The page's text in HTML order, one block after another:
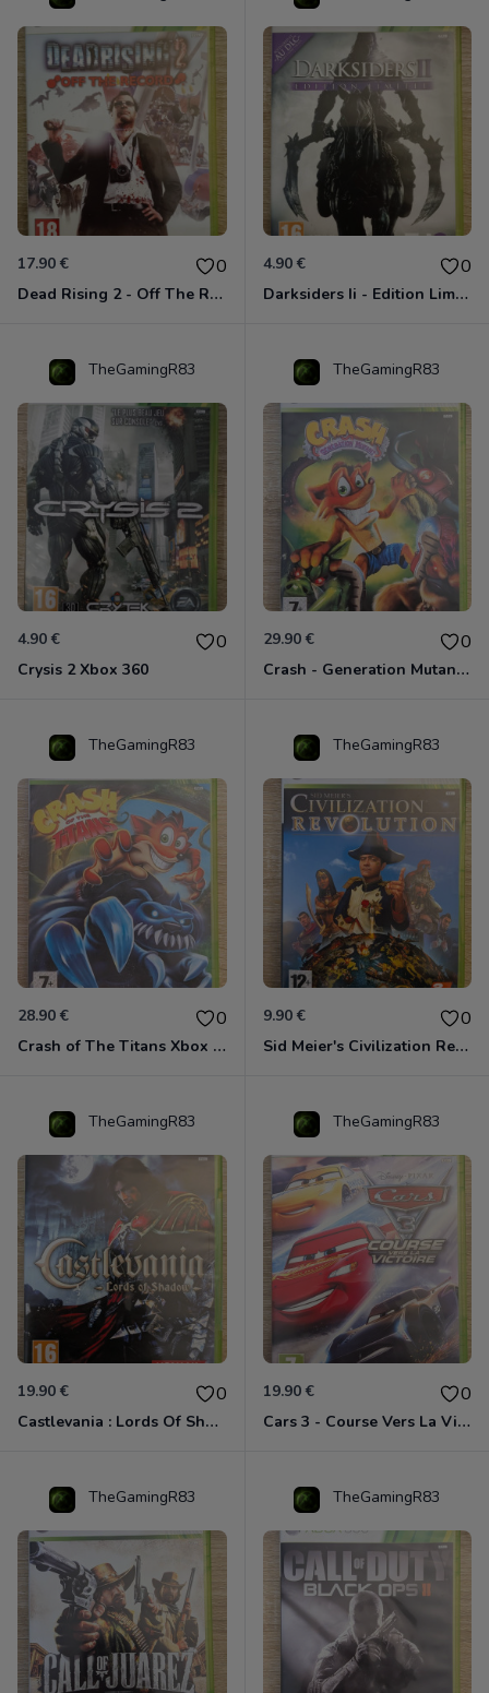
17.90 € 0
Dead Rising 2 - Off The Record Xbox 360
4.90 € 0
Darksiders Ii - Edition Limitée Xbox 360
TheGamingR83
4.90 € 0
Crysis 2 Xbox 360
TheGamingR83
29.90 € 0
Crash - Generation Mutant Xbox 360
TheGamingR83
28.90 € 0
Crash of The Titans Xbox 360
TheGamingR83
9.90 € 0
Sid Meier's Civilization Revolution Xbox 360
TheGamingR83
19.90 € 0
Castlevania : Lords Of Shadow Xbox 360
TheGamingR83
19.90 € 0
Cars 3 - Course Vers La Victoire Xbox 360
TheGamingR83 TheGamingR83